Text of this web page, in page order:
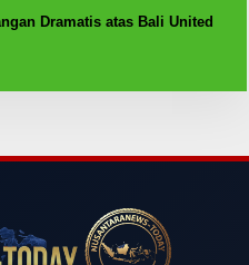
Dramatis atas Bali United